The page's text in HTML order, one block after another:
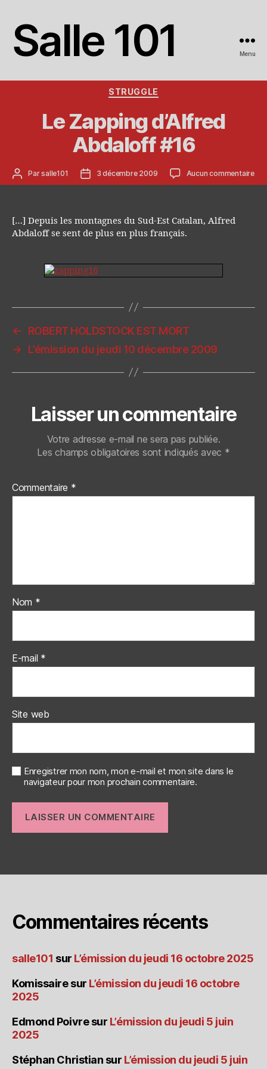
Salle 101 Menu
Catégories
STRUGGLE
Le Zapping d’Alfred
Abdaloff #16
Auteur
de
Parsalle101
Date
de
3 décembre 2009 Aucun commentairesur
Le
[…] Depuis les montagnes du Sud-Est Catalan, Alfred
Abdaloff se sent de plus en plus français.
←
ROBERT HOLDSTOCK EST MORT
→
L’émission du jeudi 10 décembre 2009
Laisser un commentaire
Votre adresse e-mail ne sera pas publiée.
Les champs obligatoires sont indiqués avec *
Commentaire *
Nom *
E-mail *
Site web
Enregistrer mon nom, mon e-mail et mon site dans le
navigateur pour mon prochain commentaire.
Commentaires récents
salle101 sur L’émission du jeudi 16 octobre 2025
Komissairesur L’émission du jeudi 16 octobre
2025
Edmond Poivresur L’émission du jeudi 5 juin
2025
Stéphan Christian sur L’émission du jeudi 5 juin